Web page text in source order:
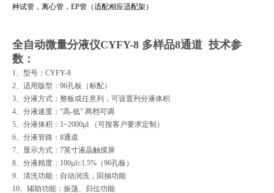
种试管，离心管，EP管（适配相应适配架）
全自动微量分液仪CYFY-8 多样品8通道 技术参
数：
1、 型号：CYFY-8
2、 适用版型：96孔板（标配）
3、 分液方式：整板或任意列，可设置列分液体积
4、 分液速度：“高-低" 两档可调
5、 分液体积：1~2000µl （可按客户要求定制）
6、 分液管路：8通道
7、 显示方式：7英寸液晶触摸屏
8、 分液精度：100µl≤1.5%（96孔板）
9、 清洗功能：自动润洗，回抽功能
10、 辅助功能：振荡、归位功能